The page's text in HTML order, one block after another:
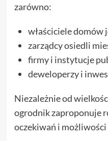
zarówno:
właściciele domów
zarządcy osiedli
firmy i instytucje
deweloperzy i
Niezależnie od
ogrodnik zaproponuje
oczekiwań i